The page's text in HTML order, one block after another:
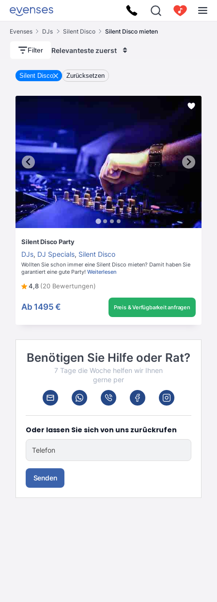
Evenses DJs Silent Disco Silent Disco mieten
Filter Relevanteste zuerst
Silent Disco Zurücksetzen
Silent Disco Party
DJs, DJ Specials, Silent Disco
Wollten Sie schon immer eine Silent Disco mieten? Damit haben Sie
garantiert eine gute Party! Weiterlesen
4,8 (20 Bewertungen)
Ab 1495 € Preis & Verfügbarkeit anfragen
Benötigen Sie Hilfe oder Rat?
7 Tage die Woche helfen wir Ihnen
gerne per
Oder lassen Sie sich von uns zurückrufen
Telefon
Senden